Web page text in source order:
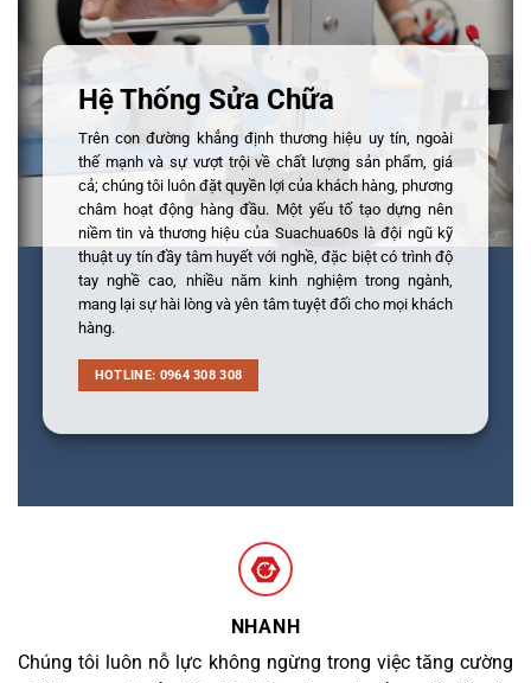
Hệ Thống Sửa Chữa
Trên con đường khẳng định thương hiệu uy tín, ngoài
thế mạnh và sự vượt trội về chất lượng sản phẩm, giá
cả; chúng tôi luôn đặt quyền lợi của khách hàng, phương
châm hoạt động hàng đầu. Một yếu tố tạo dựng nên
niềm tin và thương hiệu của Suachua60s là đội ngũ kỹ
thuật uy tín đầy tâm huyết với nghề, đặc biệt có trình độ
tay nghề cao, nhiều năm kinh nghiệm trong ngành,
mang lại sự hài lòng và yên tâm tuyệt đối cho mọi khách
hàng.
HOTLINE: 0964 308 308
NHANH
Chúng tôi luôn nỗ lực không ngừng trong việc tăng cường